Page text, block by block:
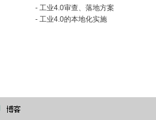
- 工业4.0审查、落地方案
- 工业4.0的本地化实施